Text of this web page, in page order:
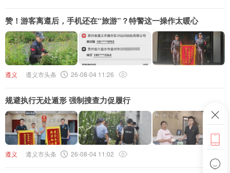
传播榜
文集
头条号
赞！游客离遵后，手机还在“旅游”？特警这一操作太暖心
遵义 遵义市头条 26-08-04 11:26
规避执行无处遁形 强制搜查力促履行
遵义 遵义市头条 26-08-04 11:02
ဆ

